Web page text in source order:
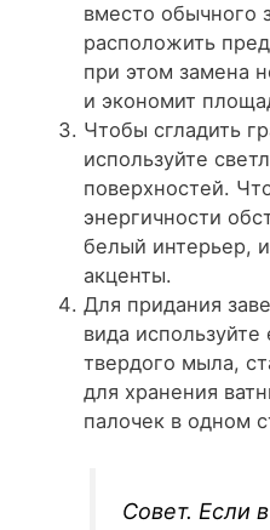
вместо обычного
расположить
при этом замена
и экономит
Чтобы сгладить
используйте
поверхностей.
энергичности
белый интерьер,
акценты.
Для придания
вида
твердого мыла,
для хранения
палочек в одном
Совет. Если